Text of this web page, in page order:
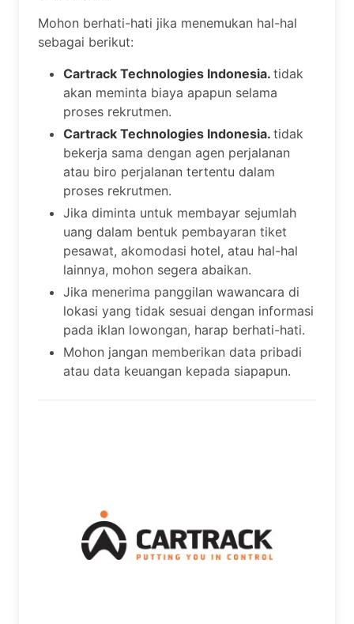
Mohon berhati-hati jika menemukan hal-hal
sebagai berikut:
Cartrack Technologies Indonesia. tidak
akan meminta biaya apapun selama
proses rekrutmen.
Cartrack Technologies Indonesia. tidak
bekerja sama dengan agen perjalanan
atau biro perjalanan tertentu dalam
proses rekrutmen.
Jika diminta untuk membayar sejumlah
uang dalam bentuk pembayaran tiket
pesawat, akomodasi hotel, atau hal-hal
lainnya, mohon segera abaikan.
Jika menerima panggilan wawancara di
lokasi yang tidak sesuai dengan informasi
pada iklan lowongan, harap berhati-hati.
Mohon jangan memberikan data pribadi
atau data keuangan kepada siapapun.